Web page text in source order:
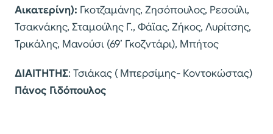
Αικατερίνη): Γκοτζαμάνης, Ζησόπουλος, Ρεσούλι,
Τσακνάκης, Σταμούλης Γ., Φάϊας, Ζήκος, Λυρίτσης,
Τρικάλης, Μανούσι (69’ Γκοζντάρι), Μπήτος
ΔΙΑΙΤΗΤΗΣ: Τσιάκας ( Μπερσίμης- Κοντοκώστας)
Πάνος Γιδόπουλος